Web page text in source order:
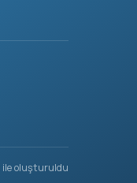
ile oluşturuldu